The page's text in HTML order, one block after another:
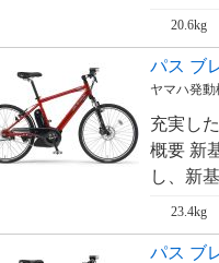
20.6kg
パス ブ
ヤマハ発
充実し
概要 新
し、新
23.4kg
パス ブ